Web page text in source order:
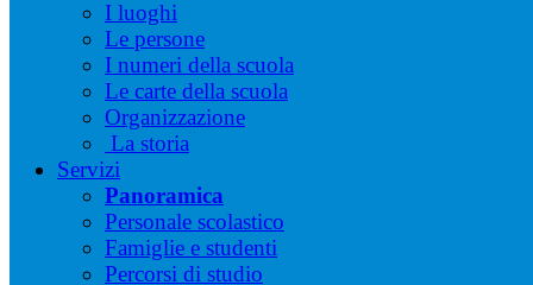
I luoghi
Le persone
I numeri della scuola
Le carte della scuola
Organizzazione
La storia
Servizi
Panoramica
Personale scolastico
Famiglie e studenti
Percorsi di studio